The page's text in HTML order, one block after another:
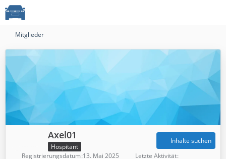
Mitglieder
Axel01
Hospitant
Inhalte suchen
Registrierungsdatum 13. Mai 2025
Letzte Aktivität